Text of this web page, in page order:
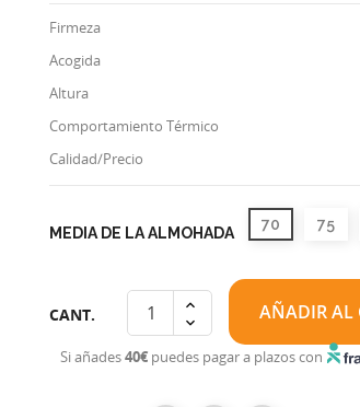
Firmeza
Acogida
Altura
Comportamiento Térmico
Calidad/Precio
MEDIA DE LA ALMOHADA 70 75
CANT. AÑADIR AL
Si añades40€ puedes pagar a plazos con